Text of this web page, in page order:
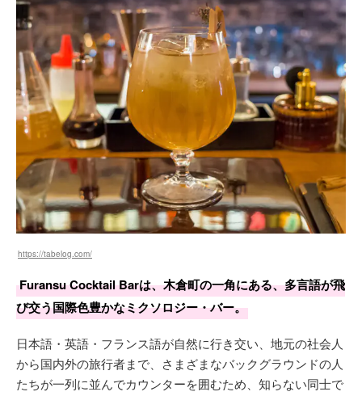
https://tabelog.com/
Furansu Cocktail Barは、木倉町の一角にある、多言語が飛
び交う国際色豊かなミクソロジー・バー。
日本語・英語・フランス語が自然に行き交い、地元の社会人
から国内外の旅行者まで、さまざまなバックグラウンドの人
たちが一列に並んでカウンターを囲むため、知らない同士で